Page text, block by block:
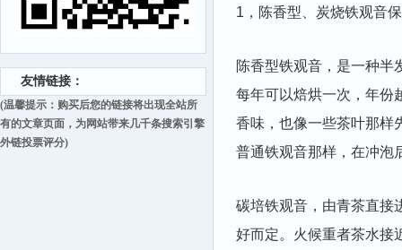
友情链接：
(温馨提示：购买后您的链接将出现全站所
有的文章页面，为网站带来几千条搜索引擎
外链投票评分)
1，陈香型、炭烧铁观音
陈香型铁观音，是一种半
每年可以焙烘一次，年份
香味，也像一些茶叶那样
普通铁观音那样，在冲泡
碳培铁观音，由青茶直接
好而定。火候重者茶水接